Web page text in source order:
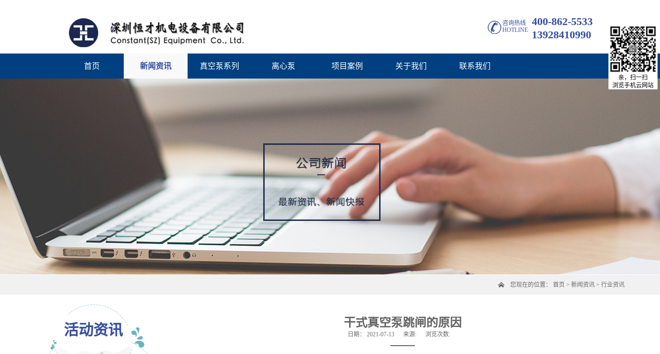
咨询热线
HOTLINE
400-862-5533
13928410990
首页 新闻资讯 真空泵系列 离心泵 项目案例 关于我们 联系我们
您现在的位置： 首页 > 新闻资讯 > 行业资讯
活动资讯 干式真空泵跳闸的原因
日期： 2021-07-13 来源: 浏览次数:
亲，扫一扫
浏览手机云网站